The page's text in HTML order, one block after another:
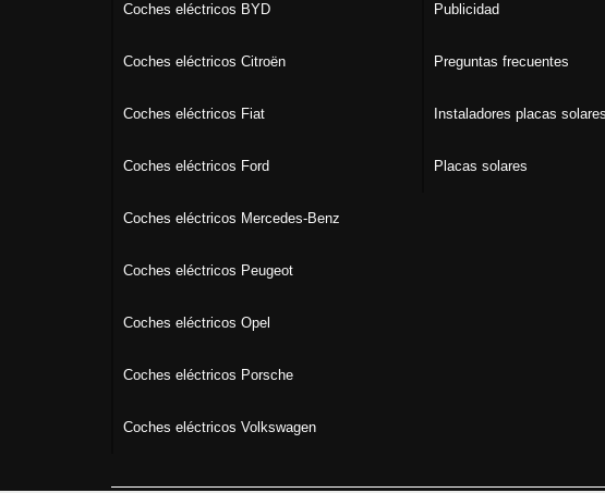
Coches eléctricos BYD
Coches eléctricos Citroën
Coches eléctricos Fiat
Coches eléctricos Ford
Coches eléctricos Mercedes-Benz
Coches eléctricos Peugeot
Coches eléctricos Opel
Coches eléctricos Porsche
Coches eléctricos Volkswagen
Publicidad
Preguntas frecuentes
Instaladores placas solares
Placas solares